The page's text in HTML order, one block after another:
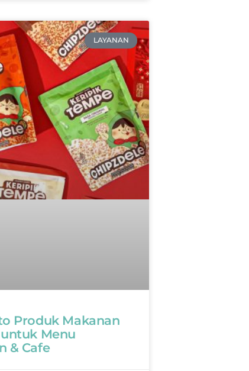
LAYANAN
Produk Makanan
Menu
& Cafe